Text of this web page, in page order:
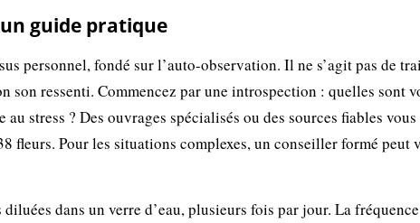
guide pratique
personnel, fondé sur l’auto-observation. Il ne s’agit pas de
son ressenti. Commencez par une introspection : quelles sont
stress ? Des ouvrages spécialisés ou des sources fiables
fleurs. Pour les situations complexes, un conseiller formé peut
dans un verre d’eau, plusieurs fois par jour. La